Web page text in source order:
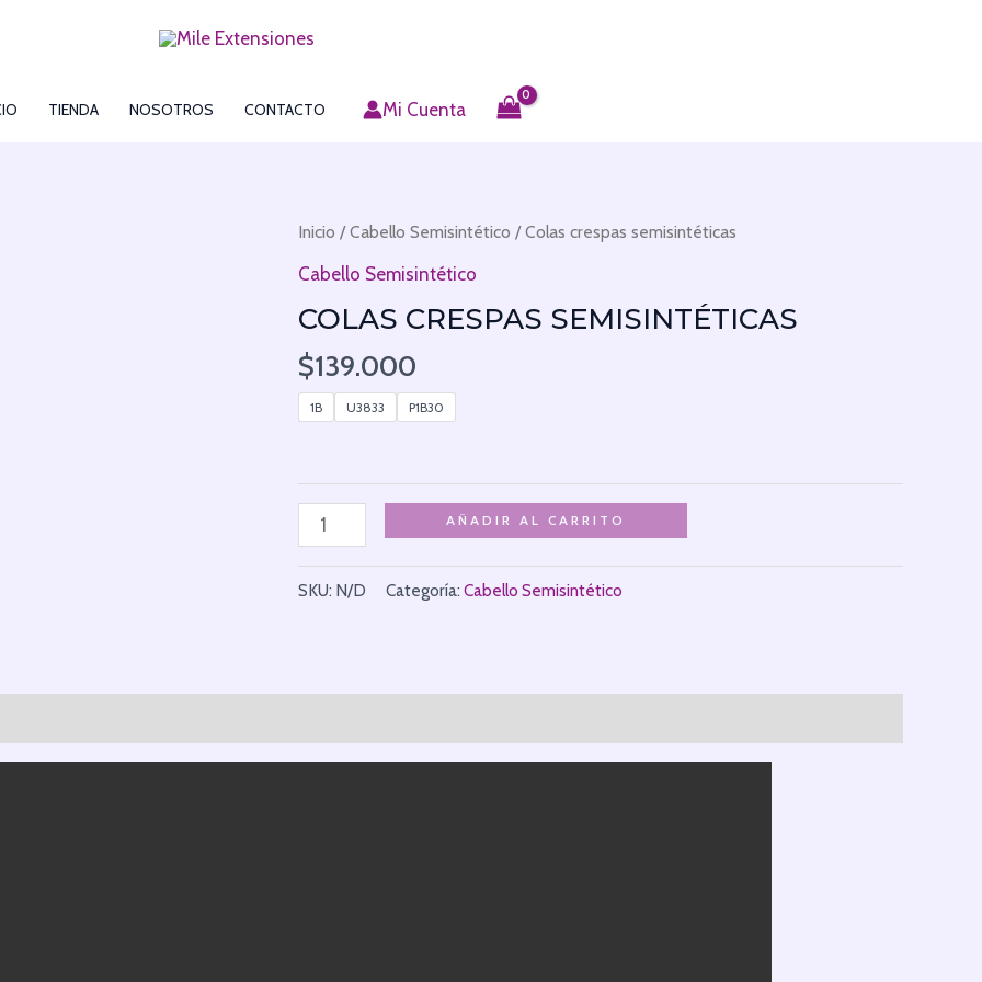
TIENDA NOSOTROS CONTACTO Mi Cuenta
Inicio /Cabello Semisintético / Colas crespas semisintéticas
Cabello Semisintético
COLAS CRESPAS SEMISINTÉTICAS
$139.000
1B U3833 P1B30
Colas
crespas
cantidad
AÑADIR AL CARRITO
SKU: N/D Categoría: Cabello Semisintético